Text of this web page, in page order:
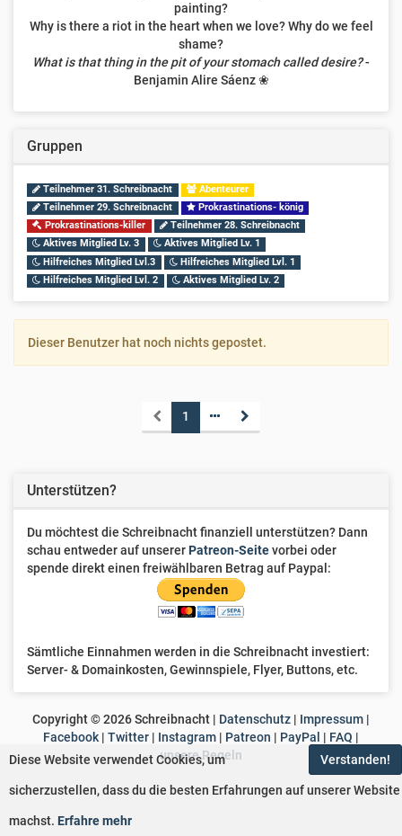
painting?
Why is there a riot in the heart when we love? Why do we feel
shame?
What is that thing in the pit of your stomach called desire?-
Benjamin Alire Sáenz ❀
Gruppen
Teilnehmer 31. Schreibnacht
Abenteurer
Teilnehmer 29. Schreibnacht
Prokrastinations- könig
Prokrastinations-killer
Teilnehmer 28. Schreibnacht
Aktives Mitglied Lv. 3
Aktives Mitglied Lv. 1
Hilfreiches Mitglied Lvl.3
Hilfreiches Mitglied Lvl. 1
Hilfreiches Mitglied Lvl. 2
Aktives Mitglied Lv. 2
Dieser Benutzer hat noch nichts gepostet.
1
Unterstützen?
Du möchtest die Schreibnacht finanziell unterstützen? Dann
schau entweder auf unsererPatreon-Seitevorbei oder
spende direkt einen freiwählbaren Betrag auf Paypal:
Sämtliche Einnahmen werden in die Schreibnacht investiert:
Server- & Domainkosten, Gewinnspiele, Flyer, Buttons, etc.
Copyright ©2026Schreibnacht | Datenschutz | Impressum |
Facebook | Twitter | Instagram | Patreon | PayPal | FAQ |
unsere Regeln
Verstanden!
Diese Website verwendet Cookies, um
sicherzustellen, dass du die besten Erfahrungen auf unserer Website
machst. Erfahre mehr